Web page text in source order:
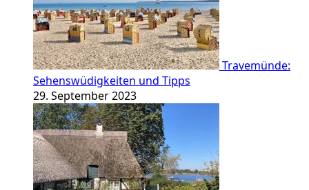
Travemünde:
Sehenswüdigkeiten und Tipps
29. September 2023